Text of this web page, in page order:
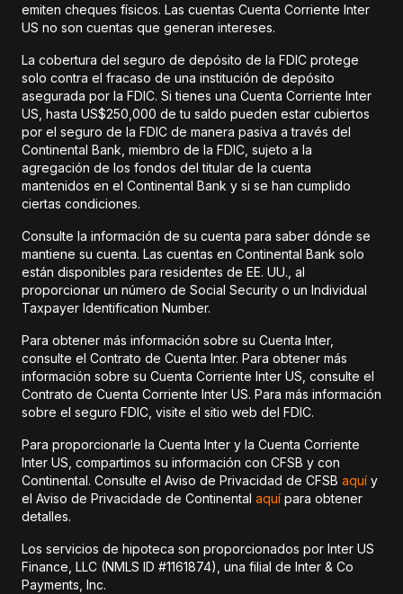
emiten cheques físicos. Las cuentas Cuenta Corriente Inter
US no son cuentas que generan intereses.
La cobertura del seguro de depósito de la FDIC protege
solo contra el fracaso de una institución de depósito
asegurada por la FDIC. Si tienes una Cuenta Corriente Inter
US, hasta US$250,000 de tu saldo pueden estar cubiertos
por el seguro de la FDIC de manera pasiva a través del
Continental Bank, miembro de la FDIC, sujeto a la
agregación de los fondos del titular de la cuenta
mantenidos en el Continental Bank y si se han cumplido
ciertas condiciones.
Consulte la información de su cuenta para saber dónde se
mantiene su cuenta. Las cuentas en Continental Bank solo
están disponibles para residentes de EE. UU., al
proporcionar un número de Social Security o un Individual
Taxpayer Identification Number.
Para obtener más información sobre su Cuenta Inter,
consulte el Contrato de Cuenta Inter. Para obtener más
información sobre su Cuenta Corriente Inter US, consulte el
Contrato de Cuenta Corriente Inter US. Para más información
sobre el seguro FDIC, visite el sitio web del FDIC.
Para proporcionarle la Cuenta Inter y la Cuenta Corriente
Inter US, compartimos su información con CFSB y con
Continental. Consulte el Aviso de Privacidad de CFSB aquí y
el Aviso de Privacidade de Continental aquí para obtener
detalles.
Los servicios de hipoteca son proporcionados por Inter US
Finance, LLC (NMLS ID #1161874), una filial de Inter & Co
Payments, Inc.